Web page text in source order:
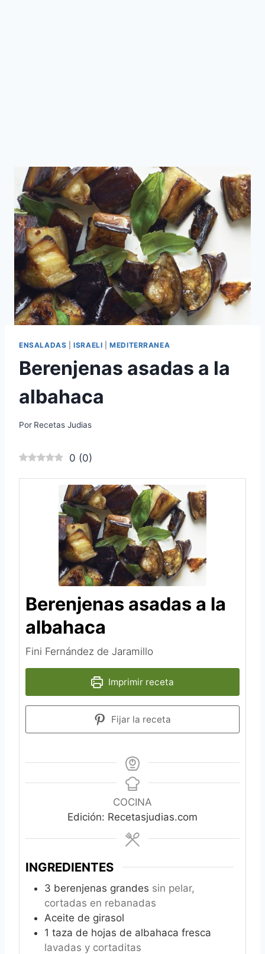
ENSALADAS |ISRAELI |MEDITERRANEA
Berenjenas asadas a la
albahaca
Por Recetas Judias
0 (0)
Berenjenas asadas a la
albahaca
Fini Fernández de Jaramillo
Imprimir receta
Fijar la receta
COCINA
Edición: Recetasjudias.com
INGREDIENTES
3 berenjenas grandes sin pelar,
cortadas en rebanadas
Aceite de girasol
1 taza de hojas de albahaca fresca
lavadas y cortaditas